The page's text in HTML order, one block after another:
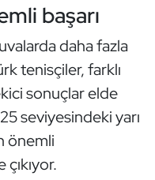
başarı
daha fazla
tenisçiler, farklı
sonuçlar elde
seviyesindeki yarı
önemli